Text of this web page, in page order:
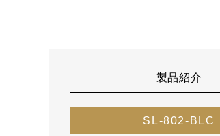
製品紹介
SL-802-BLC